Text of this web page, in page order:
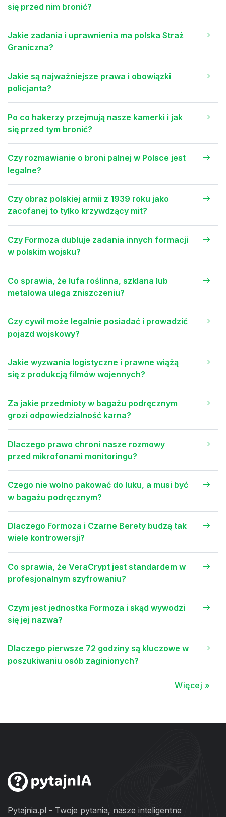
się przed nim bronić?
Jakie zadania i uprawnienia ma polska Straż
Graniczna?
Jakie są najważniejsze prawa i obowiązki
policjanta?
Po co hakerzy przejmują nasze kamerki i jak
się przed tym bronić?
Czy rozmawianie o broni palnej w Polsce jest
legalne?
Czy obraz polskiej armii z 1939 roku jako
zacofanej to tylko krzywdzący mit?
Czy Formoza dubluje zadania innych formacji
w polskim wojsku?
Co sprawia, że lufa roślinna, szklana lub
metalowa ulega zniszczeniu?
Czy cywil może legalnie posiadać i prowadzić
pojazd wojskowy?
Jakie wyzwania logistyczne i prawne wiążą
się z produkcją filmów wojennych?
Za jakie przedmioty w bagażu podręcznym
grozi odpowiedzialność karna?
Dlaczego prawo chroni nasze rozmowy
przed mikrofonami monitoringu?
Czego nie wolno pakować do luku, a musi być
w bagażu podręcznym?
Dlaczego Formoza i Czarne Berety budzą tak
wiele kontrowersji?
Co sprawia, że VeraCrypt jest standardem w
profesjonalnym szyfrowaniu?
Czym jest jednostka Formoza i skąd wywodzi
się jej nazwa?
Dlaczego pierwsze 72 godziny są kluczowe w
poszukiwaniu osób zaginionych?
Więcej »
Pytajnia.pl - Twoje pytania, nasze inteligentne